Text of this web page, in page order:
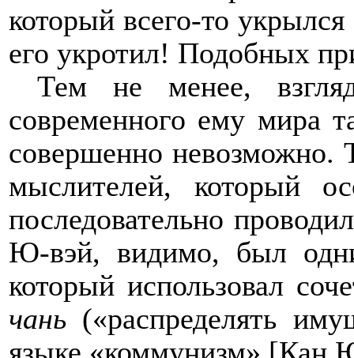
который всего-то
его укротил! Подобных
Тем не менее,
современного ему мира
совершенно
мыслителей, который
последовательно
Ю-вэй, видимо, был
который использовал
чань («распределять